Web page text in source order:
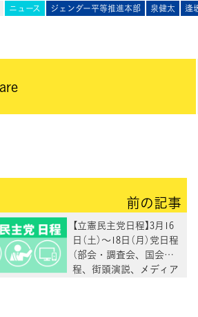
ニュース ジェンダー平等推進本部 泉健太 逢
前の記事
【立憲民主党日程】3月16
日（土）～18日（月）党日程
（部会・調査会、国会日
程、街頭演説、メディア